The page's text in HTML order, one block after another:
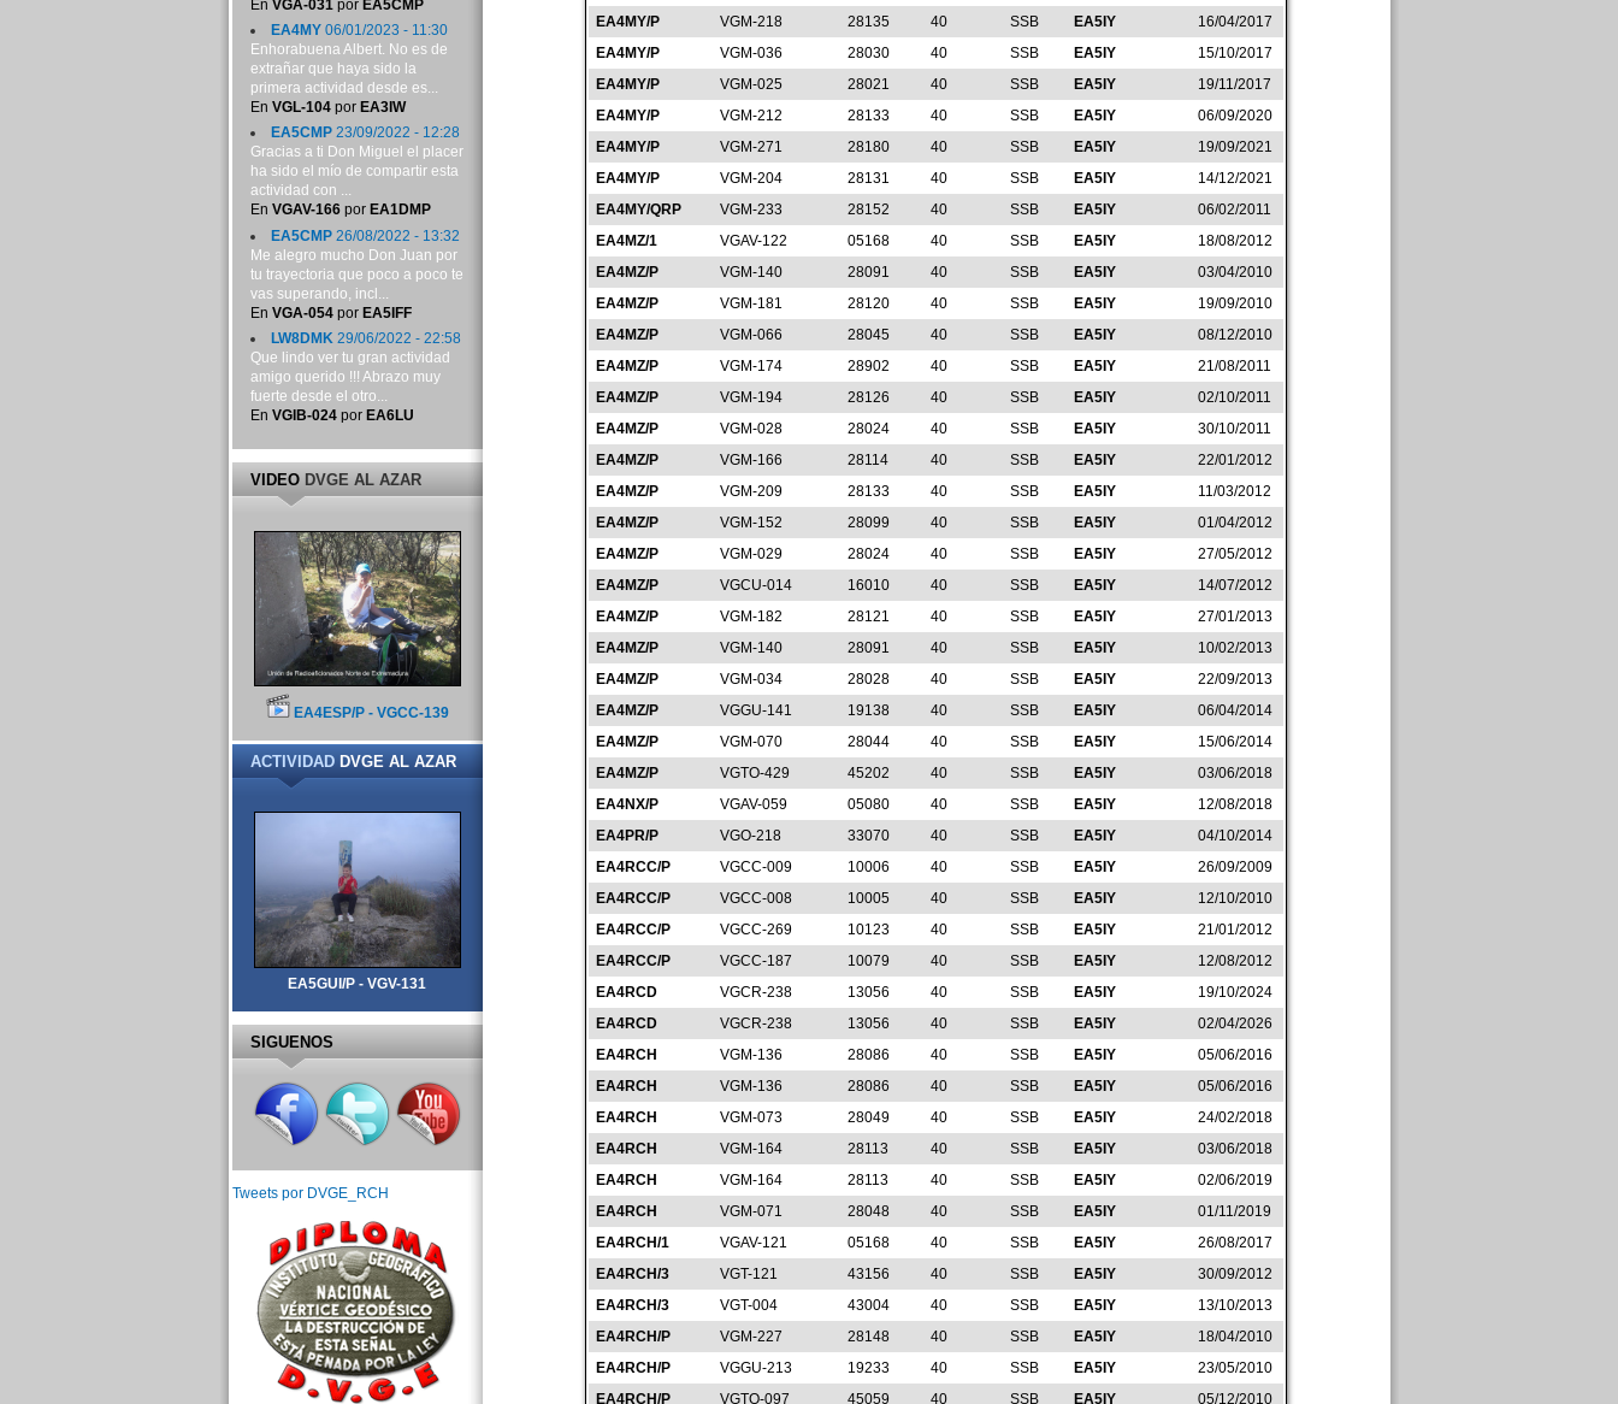
EA4MY/P
VGM-218 28135 40 SSB EA5IY
16/04/2017
EA4MY/P
VGM-036 28030 40 SSB EA5IY
15/10/2017
EA4MY/P
VGM-025 28021 40 SSB EA5IY
19/11/2017
EA4MY/P
VGM-212 28133 40 SSB EA5IY
06/09/2020
EA4MY/P
VGM-271 28180 40 SSB EA5IY
19/09/2021
EA4MY/P
VGM-204 28131 40 SSB EA5IY
14/12/2021
EA4MY/QRP
VGM-233 28152 40 SSB EA5IY
06/02/2011
EA4MZ/1
VGAV-122 05168 40 SSB EA5IY
18/08/2012
EA4MZ/P
VGM-140 28091 40 SSB EA5IY
03/04/2010
EA4MZ/P
VGM-181 28120 40 SSB EA5IY
19/09/2010
EA4MZ/P
VGM-066 28045 40 SSB EA5IY
08/12/2010
EA4MZ/P
VGM-174 28902 40 SSB EA5IY
21/08/2011
EA4MZ/P
VGM-194 28126 40 SSB EA5IY
02/10/2011
EA4MZ/P
VGM-028 28024 40 SSB EA5IY
30/10/2011
EA4MZ/P
VGM-166 28114 40 SSB EA5IY
22/01/2012
EA4MZ/P
VGM-209 28133 40 SSB EA5IY
11/03/2012
EA4MZ/P
VGM-152 28099 40 SSB EA5IY
01/04/2012
EA4MZ/P
VGM-029 28024 40 SSB EA5IY
27/05/2012
EA4MZ/P
VGCU-014 16010 40 SSB EA5IY
14/07/2012
EA4MZ/P
VGM-182 28121 40 SSB EA5IY
27/01/2013
EA4MZ/P
VGM-140 28091 40 SSB EA5IY
10/02/2013
EA4MZ/P
VGM-034 28028 40 SSB EA5IY
22/09/2013
EA4MZ/P
VGGU-141 19138 40 SSB EA5IY
06/04/2014
EA4MZ/P
VGM-070 28044 40 SSB EA5IY
15/06/2014
EA4MZ/P
VGTO-429 45202 40 SSB EA5IY
03/06/2018
EA4NX/P
VGAV-059 05080 40 SSB EA5IY
12/08/2018
EA4PR/P
VGO-218 33070 40 SSB EA5IY
04/10/2014
EA4RCC/P
VGCC-009 10006 40 SSB EA5IY
26/09/2009
EA4RCC/P
VGCC-008 10005 40 SSB EA5IY
12/10/2010
EA4RCC/P
VGCC-269 10123 40 SSB EA5IY
21/01/2012
EA4RCC/P
VGCC-187 10079 40 SSB EA5IY
12/08/2012
EA4RCD
VGCR-238 13056 40 SSB EA5IY
19/10/2024
EA4RCD
VGCR-238 13056 40 SSB EA5IY
02/04/2026
EA4RCH
VGM-136 28086 40 SSB EA5IY
05/06/2016
EA4RCH
VGM-136 28086 40 SSB EA5IY
05/06/2016
EA4RCH
VGM-073 28049 40 SSB EA5IY
24/02/2018
EA4RCH
VGM-164 28113 40 SSB EA5IY
03/06/2018
EA4RCH
VGM-164 28113 40 SSB EA5IY
02/06/2019
EA4RCH
VGM-071 28048 40 SSB EA5IY
01/11/2019
EA4RCH/1
VGAV-121 05168 40 SSB EA5IY
26/08/2017
EA4RCH/3
VGT-121 43156 40 SSB EA5IY
30/09/2012
EA4RCH/3
VGT-004 43004 40 SSB EA5IY
13/10/2013
EA4RCH/P
VGM-227 28148 40 SSB EA5IY
18/04/2010
EA4RCH/P
VGGU-213 19233 40 SSB EA5IY
23/05/2010
EA4RCH/P
VGTO-097 45059 40 SSB EA5IY 05/12/2010
En VGA-031 por EA5CMP
EA4MY06/01/2023 - 11:30
Enhorabuena Albert. No es de
extrañar que haya sido la
primera actividad desde es...
En VGL-104por EA3IW
EA5CMP23/09/2022 - 12:28
Gracias a ti Don Miguel el placer
ha sido el mío de compartir esta
actividad con ...
En VGAV-166por EA1DMP
EA5CMP26/08/2022 - 13:32
Me alegro mucho Don Juan por
tu trayectoria que poco a poco te
vas superando, incl...
En VGA-054por EA5IFF
LW8DMK29/06/2022 - 22:58
Que lindo ver tu gran actividad
amigo querido !!! Abrazo muy
fuerte desde el otro...
En VGIB-024por EA6LU
VIDEODVGE AL AZAR
EA4ESP/P - VGCC-139
ACTIVIDADDVGE AL AZAR
EA5GUI/P - VGV-131
SIGUENOS
Tweets por DVGE_RCH